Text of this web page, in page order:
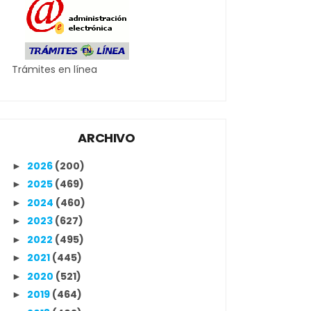
Trámites en línea
ARCHIVO
► 2026 (200)
► 2025 (469)
► 2024 (460)
► 2023 (627)
► 2022 (495)
► 2021 (445)
► 2020 (521)
► 2019 (464)